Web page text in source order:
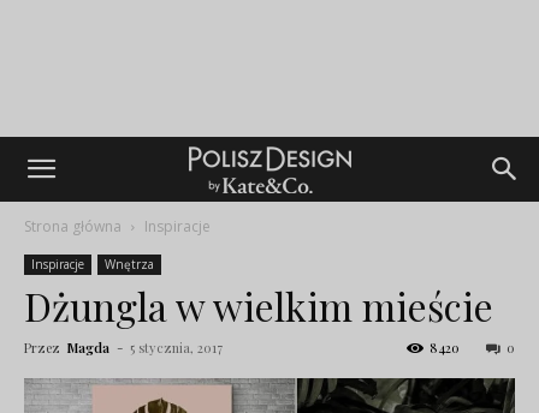
Strona główna Inspiracje
Inspiracje Wnętrza
Dżungla w wielkim mieście
Przez Magda - 5 stycznia, 2017 0
8420